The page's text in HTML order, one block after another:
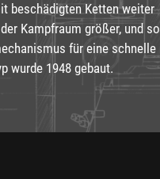
beschädigten Ketten weiter
Kampfraum größer, und so
für eine schnelle
wurde 1948 gebaut.